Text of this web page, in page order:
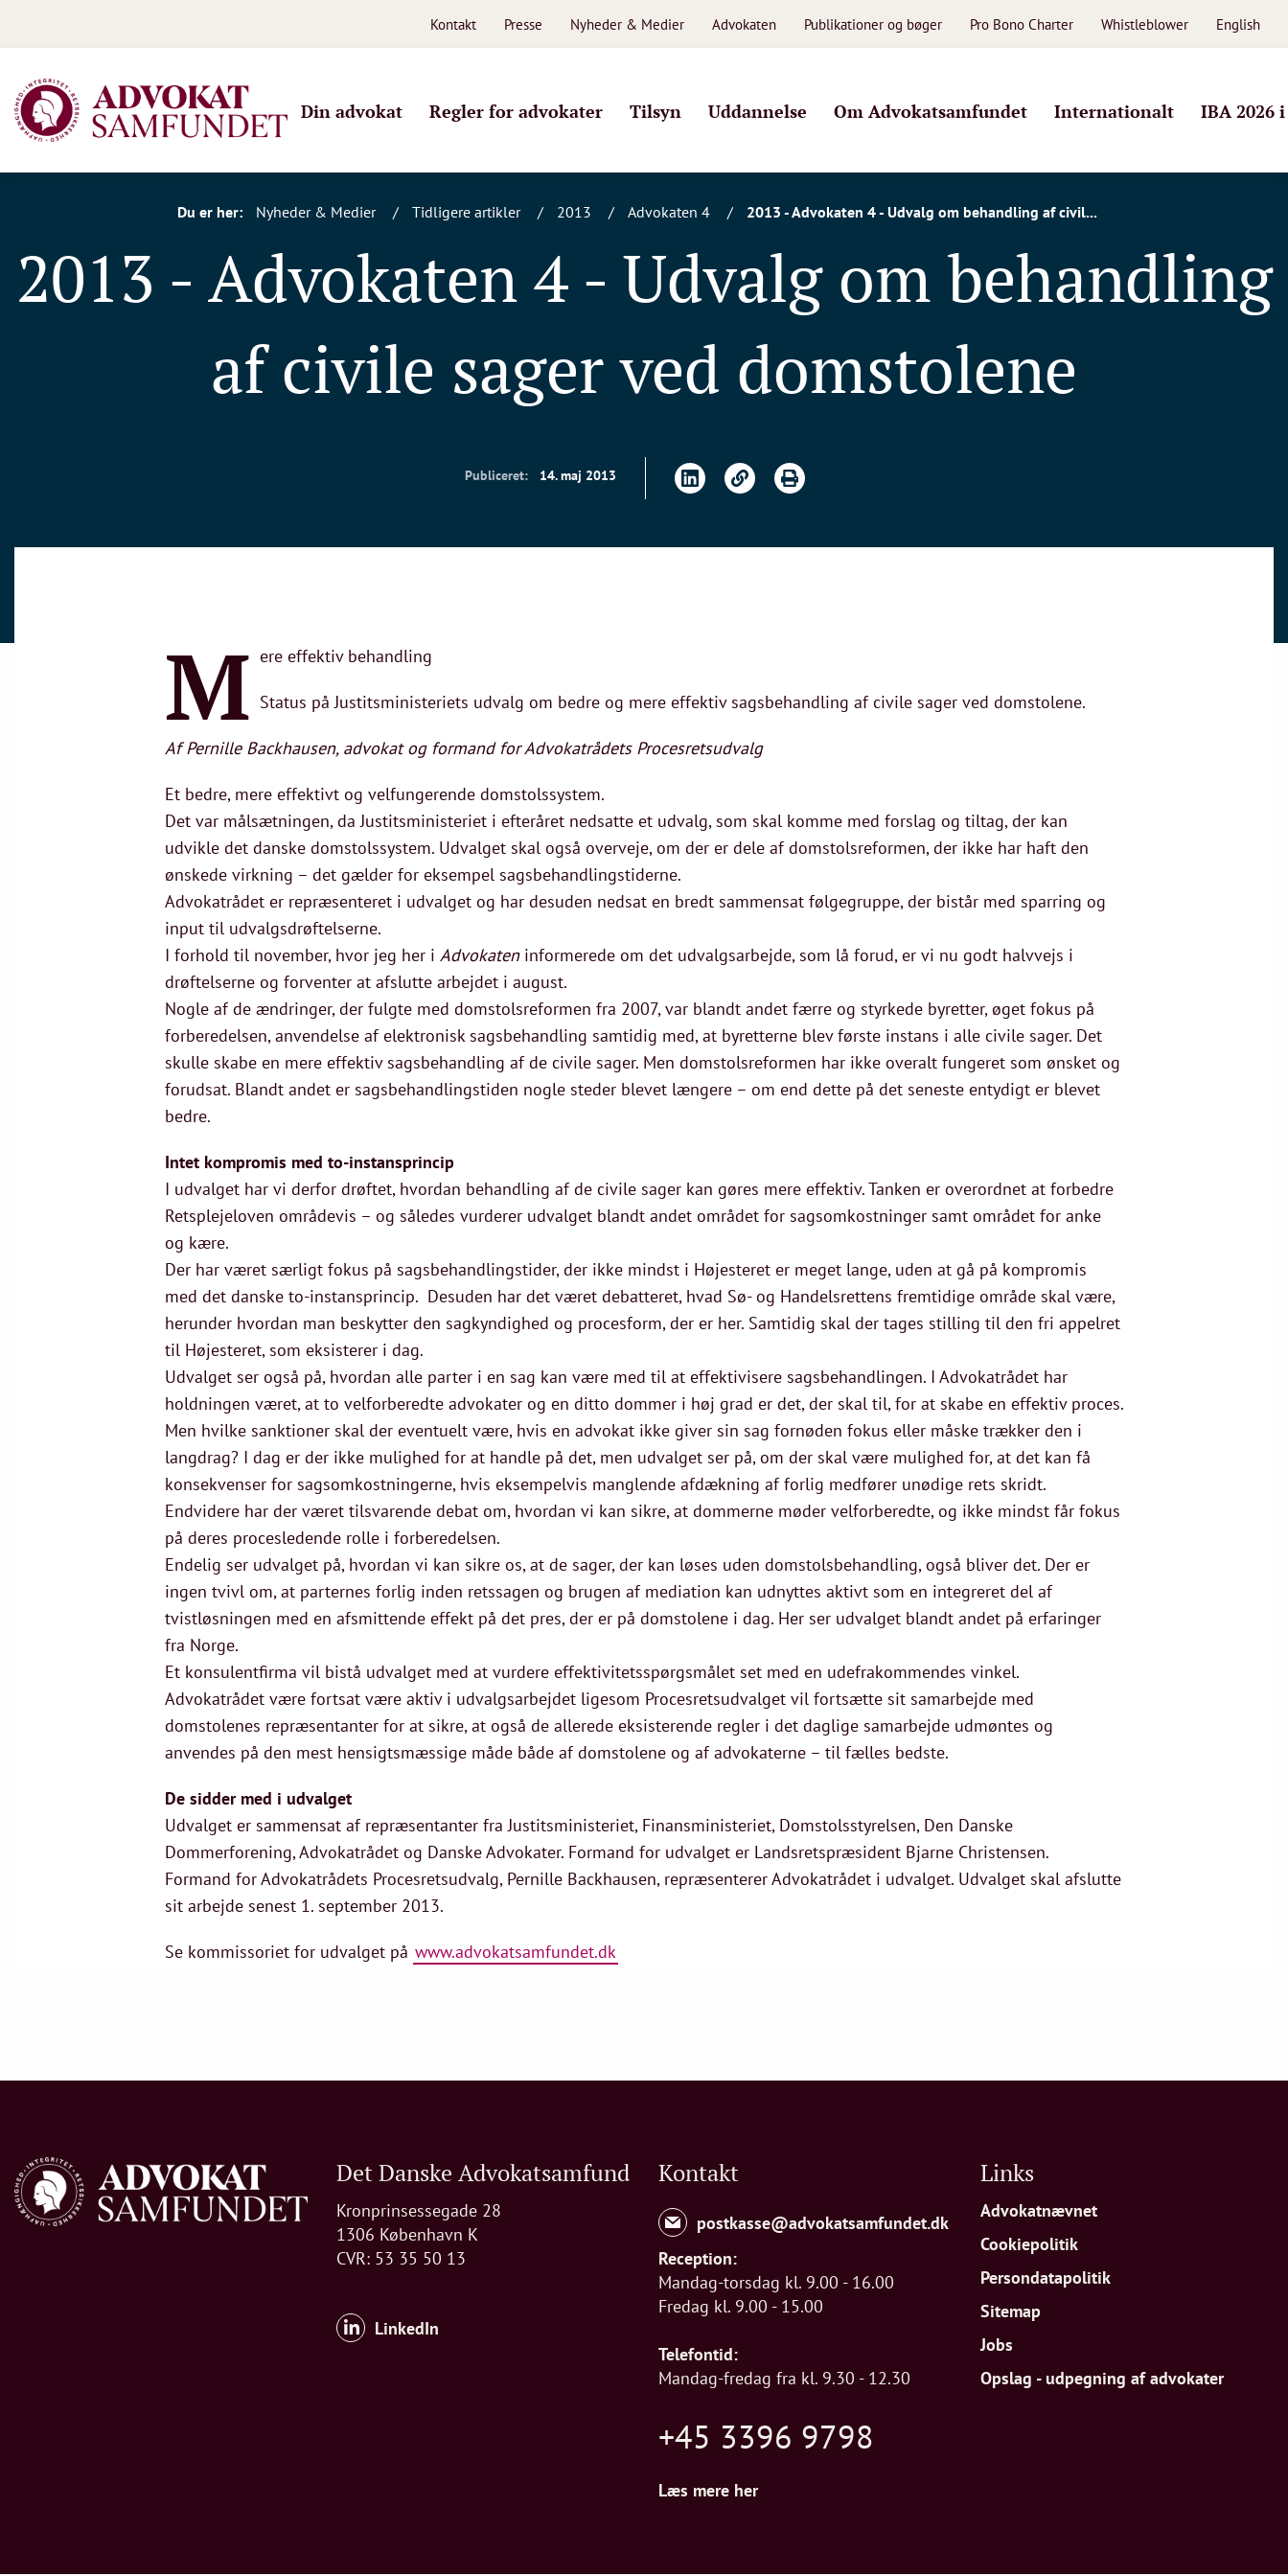
Kontakt Presse Nyheder & Medier Advokaten Publikationer og bøger Pro Bono Charter Whistleblower English
Din advokat Regler for advokater Tilsyn Uddannelse Om Advokatsamfundet Internationalt IBA 2026
Du er her: Nyheder & Medier Tidligere artikler 2013 Advokaten 4 2013 - Advokaten 4 - Udvalg om behandling af civil...
2013 - Advokaten 4 - Udvalg om behandling
af civile sager ved domstolene
Publiceret: 14. maj 2013
M ere effektiv behandling
Status på Justitsministeriets udvalg om bedre og mere effektiv sagsbehandling af civile sager ved domstolene.
Af Pernille Backhausen, advokat og formand for Advokatrådets Procesretsudvalg
Et bedre, mere effektivt og velfungerende domstolssystem.
Det var målsætningen, da Justitsministeriet i efteråret nedsatte et udvalg, som skal komme med forslag og tiltag, der kan
udvikle det danske domstolssystem. Udvalget skal også overveje, om der er dele af domstolsreformen, der ikke har haft den
ønskede virkning – det gælder for eksempel sagsbehandlingstiderne.
Advokatrådet er repræsenteret i udvalget og har desuden nedsat en bredt sammensat følgegruppe, der bistår med sparring og
input til udvalgsdrøftelserne.
I forhold til november, hvor jeg her i Advokateninformerede om det udvalgsarbejde, som lå forud, er vi nu godt halvvejs i
drøftelserne og forventer at afslutte arbejdet i august.
Nogle af de ændringer, der fulgte med domstolsreformen fra 2007, var blandt andet færre og styrkede byretter, øget fokus på
forberedelsen, anvendelse af elektronisk sagsbehandling samtidig med, at byretterne blev første instans i alle civile sager. Det
skulle skabe en mere effektiv sagsbehandling af de civile sager. Men domstolsreformen har ikke overalt fungeret som ønsket og
forudsat. Blandt andet er sagsbehandlingstiden nogle steder blevet længere – om end dette på det seneste entydigt er blevet
bedre.
Intet kompromis med to-instansprincip
I udvalget har vi derfor drøftet, hvordan behandling af de civile sager kan gøres mere effektiv. Tanken er overordnet at forbedre
Retsplejeloven områdevis – og således vurderer udvalget blandt andet området for sagsomkostninger samt området for anke
og kære.
Der har været særligt fokus på sagsbehandlingstider, der ikke mindst i Højesteret er meget lange, uden at gå på kompromis
med det danske to-instansprincip. Desuden har det været debatteret, hvad Sø- og Handelsrettens fremtidige område skal være,
herunder hvordan man beskytter den sagkyndighed og procesform, der er her. Samtidig skal der tages stilling til den fri appelret
til Højesteret, som eksisterer i dag.
Udvalget ser også på, hvordan alle parter i en sag kan være med til at effektivisere sagsbehandlingen. I Advokatrådet har
holdningen været, at to velforberedte advokater og en ditto dommer i høj grad er det, der skal til, for at skabe en effektiv proces.
Men hvilke sanktioner skal der eventuelt være, hvis en advokat ikke giver sin sag fornøden fokus eller måske trækker den i
langdrag? I dag er der ikke mulighed for at handle på det, men udvalget ser på, om der skal være mulighed for, at det kan få
konsekvenser for sagsomkostningerne, hvis eksempelvis manglende afdækning af forlig medfører unødige rets skridt.
Endvidere har der været tilsvarende debat om, hvordan vi kan sikre, at dommerne møder velforberedte, og ikke mindst får fokus
på deres procesledende rolle i forberedelsen.
Endelig ser udvalget på, hvordan vi kan sikre os, at de sager, der kan løses uden domstolsbehandling, også bliver det. Der er
ingen tvivl om, at parternes forlig inden retssagen og brugen af mediation kan udnyttes aktivt som en integreret del af
tvistløsningen med en afsmittende effekt på det pres, der er på domstolene i dag. Her ser udvalget blandt andet på erfaringer
fra Norge.
Et konsulentfirma vil bistå udvalget med at vurdere effektivitetsspørgsmålet set med en udefrakommendes vinkel.
Advokatrådet være fortsat være aktiv i udvalgsarbejdet ligesom Procesretsudvalget vil fortsætte sit samarbejde med
domstolenes repræsentanter for at sikre, at også de allerede eksisterende regler i det daglige samarbejde udmøntes og
anvendes på den mest hensigtsmæssige måde både af domstolene og af advokaterne – til fælles bedste.
De sidder med i udvalget
Udvalget er sammensat af repræsentanter fra Justitsministeriet, Finansministeriet, Domstolsstyrelsen, Den Danske
Dommerforening, Advokatrådet og Danske Advokater. Formand for udvalget er Landsretspræsident Bjarne Christensen.
Formand for Advokatrådets Procesretsudvalg, Pernille Backhausen, repræsenterer Advokatrådet i udvalget. Udvalget skal afslutte
sit arbejde senest 1. september 2013.
Se kommissoriet for udvalget på www.advokatsamfundet.dk
Det Danske Advokatsamfund
Kronprinsessegade 28
1306 København K
CVR: 53 35 50 13
LinkedIn
Kontakt
postkasse@advokatsamfundet.dk
Reception:
Mandag-torsdag kl. 9.00 - 16.00
Fredag kl. 9.00 - 15.00
Telefontid:
Mandag-fredag fra kl. 9.30 - 12.30
+45 3396 9798
Læs mere her
Links
Advokatnævnet
Cookiepolitik
Persondatapolitik
Sitemap
Jobs
Opslag - udpegning af advokater